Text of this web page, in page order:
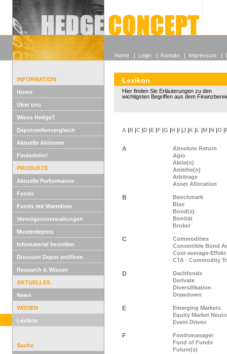
Alle
Wieso
INFORMATION
Home
Über uns
Wieso Hedge?
Depotstellenvergleich
Aktuelle Aktionen
Finderlohn!
PRODUKTE
Aktuelle Performance
Fonds
Fonds mit Warteliste
Vermögensverwaltungen
Musterdepots
Infomaterial bestellen
Discount Depot eröffnen
Research & Wissen
AKTUELLES
News
WISSEN
Lexikon
Suche
Lexikon
Hier finden Sie Erläuterungen zu den
wichtigsten Begriffen aus dem
A |B |C |D |E |F |G |H |I |J |K |L |M |N |O |
A
Absolute Return
Agio
Aktie(n)
Anleihe(n)
Arbitrage
Asset Allocation
B
Benchmark
Bias
Bond(s)
Bonität
Broker
C
Commodities
Convertible Bond
Cost-average-Effekt
CTA - Commodity
D
Dachfonds
Derivate
Diversifikation
Drawdown
E
Emerging Markets
Equity Market
Event Driven
F
Fondsmanager
Fund of Funds
Future(s)
Home | Login | Kontakt | Impressum |